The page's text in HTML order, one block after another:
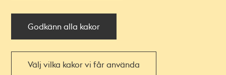
Godkänn alla kakor
Välj vilka kakor vi får använda